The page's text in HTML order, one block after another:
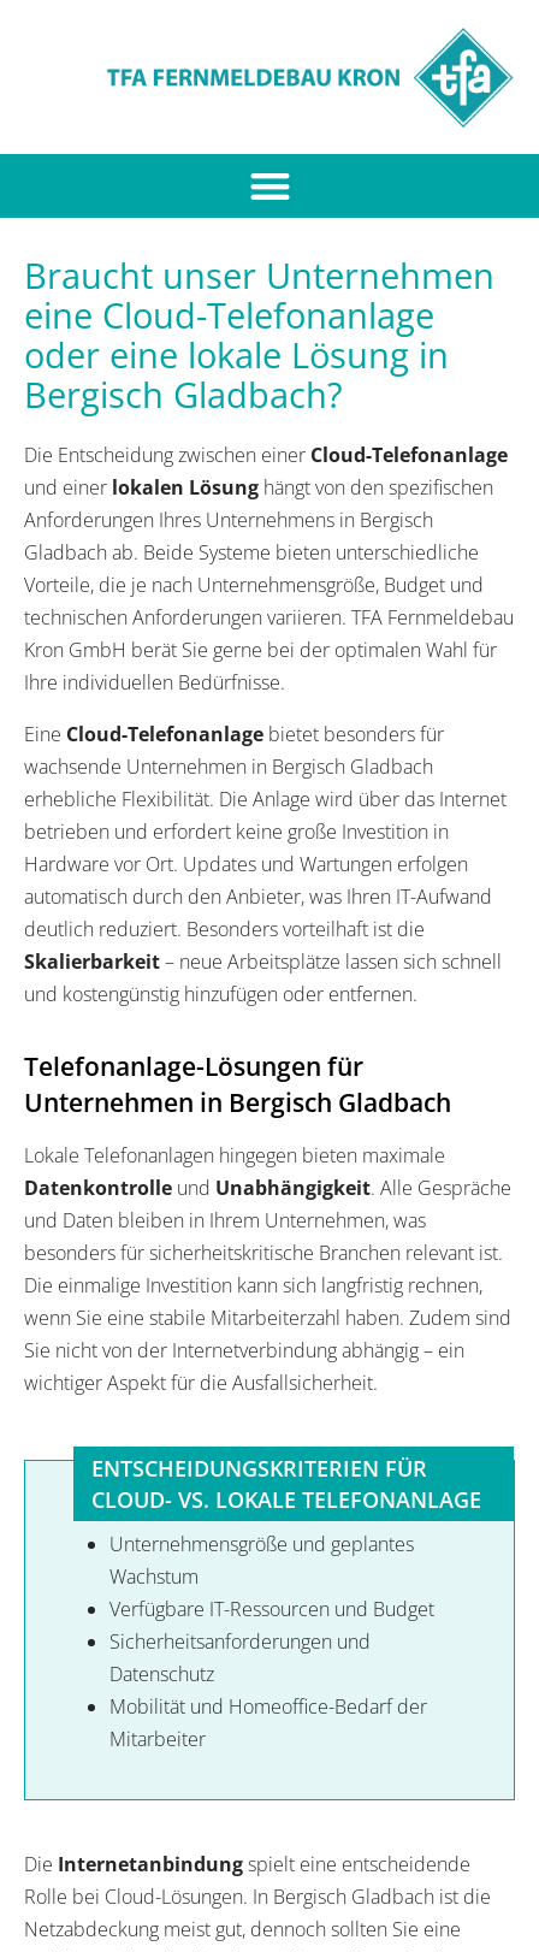
Braucht unser Unternehmen
eine Cloud-Telefonanlage
oder eine lokale Lösung in
Bergisch Gladbach?
Die Entscheidung zwischen einer Cloud-Telefonanlage
und einer lokalen Lösung hängt von den spezifischen
Anforderungen Ihres Unternehmens in Bergisch
Gladbach ab. Beide Systeme bieten unterschiedliche
Vorteile, die je nach Unternehmensgröße, Budget und
technischen Anforderungen variieren. TFA Fernmeldebau
Kron GmbH berät Sie gerne bei der optimalen Wahl für
Ihre individuellen Bedürfnisse.
Eine Cloud-Telefonanlage bietet besonders für
wachsende Unternehmen in Bergisch Gladbach
erhebliche Flexibilität. Die Anlage wird über das Internet
betrieben und erfordert keine große Investition in
Hardware vor Ort. Updates und Wartungen erfolgen
automatisch durch den Anbieter, was Ihren IT-Aufwand
deutlich reduziert. Besonders vorteilhaft ist die
Skalierbarkeit– neue Arbeitsplätze lassen sich schnell
und kostengünstig hinzufügen oder entfernen.
Telefonanlage-Lösungen für
Unternehmen in Bergisch Gladbach
Lokale Telefonanlagen hingegen bieten maximale
Datenkontrolle und Unabhängigkeit. Alle Gespräche
und Daten bleiben in Ihrem Unternehmen, was
besonders für sicherheitskritische Branchen relevant ist.
Die einmalige Investition kann sich langfristig rechnen,
wenn Sie eine stabile Mitarbeiterzahl haben. Zudem sind
Sie nicht von der Internetverbindung abhängig – ein
wichtiger Aspekt für die Ausfallsicherheit.
ENTSCHEIDUNGSKRITERIEN FÜR
CLOUD- VS. LOKALE TELEFONANLAGE
Unternehmensgröße und geplantes
Wachstum
Verfügbare IT-Ressourcen und Budget
Sicherheitsanforderungen und
Datenschutz
Mobilität und Homeoffice-Bedarf der
Mitarbeiter
Die Internetanbindungspielt eine entscheidende
Rolle bei Cloud-Lösungen. In Bergisch Gladbach ist die
Netzabdeckung meist gut, dennoch sollten Sie eine